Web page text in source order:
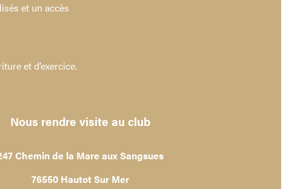
et un accès
et d’exercice.
Nous rendre visite au club
Chemin de la Mare aux Sangsues
76550 Hautot Sur Mer